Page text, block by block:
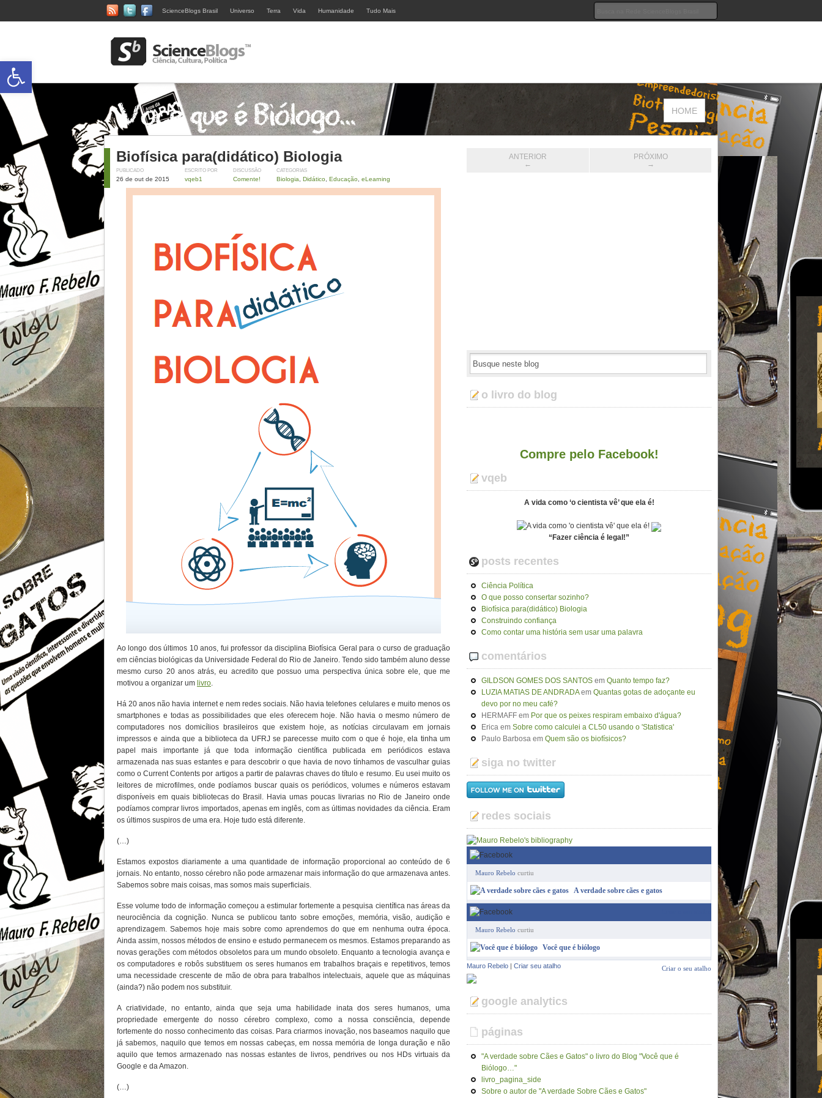
ScienceBlogs Brasil Universo Terra Vida Humanidade Tudo Mais
HOME
Biofísica para(didático) Biologia
PUBLICADO
26 de out de 2015
ESCRITO POR
vqeb1
DISCUSSÃO
Comente!
CATEGORIAS
Biologia Didático Educação eLearning
Ao longo dos últimos 10 anos, fui professor da disciplina Biofísica Geral para o curso de graduação
em ciências biológicas da Universidade Federal do Rio de Janeiro. Tendo sido também aluno desse
mesmo curso 20 anos atrás, eu acredito que possuo uma perspectiva única sobre ele, que me
motivou a organizar um livro.
Há 20 anos não havia internet e nem redes sociais. Não havia telefones celulares e muito menos os
smartphones e todas as possibilidades que eles oferecem hoje. Não havia o mesmo número de
computadores nos domicílios brasileiros que existem hoje, as notícias circulavam em jornais
impressos e ainda que a biblioteca da UFRJ se parecesse muito com o que é hoje, ela tinha um
papel mais importante já que toda informação científica publicada em periódicos estava
armazenada nas suas estantes e para descobrir o que havia de novo tínhamos de vasculhar guias
como o Current Contents por artigos a partir de palavras chaves do título e resumo. Eu usei muito os
leitores de microfilmes, onde podíamos buscar quais os periódicos, volumes e números estavam
disponíveis em quais bibliotecas do Brasil. Havia umas poucas livrarias no Rio de Janeiro onde
podíamos comprar livros importados, apenas em inglês, com as últimas novidades da ciência. Eram
os últimos suspiros de uma era. Hoje tudo está diferente.
(…)
Estamos expostos diariamente a uma quantidade de informação proporcional ao conteúdo de 6
jornais. No entanto, nosso cérebro não pode armazenar mais informação do que armazenava antes.
Sabemos sobre mais coisas, mas somos mais superficiais.
Esse volume todo de informação começou a estimular fortemente a pesquisa científica nas áreas da
neurociência da cognição. Nunca se publicou tanto sobre emoções, memória, visão, audição e
aprendizagem. Sabemos hoje mais sobre como aprendemos do que em nenhuma outra época.
Ainda assim, nossos métodos de ensino e estudo permanecem os mesmos. Estamos preparando as
novas gerações com métodos obsoletos para um mundo obsoleto. Enquanto a tecnologia avança e
os computadores e robôs substituem os seres humanos em trabalhos braçais e repetitivos, temos
uma necessidade crescente de mão de obra para trabalhos intelectuais, aquele que as máquinas
(ainda?) não podem nos substituir.
A criatividade, no entanto, ainda que seja uma habilidade inata dos seres humanos, uma
propriedade emergente do nosso cérebro complexo, como a nossa consciência, depende
fortemente do nosso conhecimento das coisas. Para criarmos inovação, nos baseamos naquilo que
já sabemos, naquilo que temos em nossas cabeças, em nossa memória de longa duração e não
aquilo que temos armazenado nas nossas estantes de livros, pendrives ou nos HDs virtuais da
Google e da Amazon.
(…)
ANTERIOR
←
PRÓXIMO
→
o livro do blog
Compre pelo Facebook!
vqeb
A vida como ‘o cientista vê’ que ela é!
“Fazer ciência é legal!”
posts recentes
Ciência Política
O que posso consertar sozinho?
Biofísica para(didático) Biologia
Construindo confiança
Como contar uma história sem usar uma palavra
comentários
GILDSON GOMES DOS SANTOS em Quanto tempo faz?
LUZIA MATIAS DE ANDRADAem Quantas gotas de adoçante eu
devo por no meu café?
HERMAFF em Por que os peixes respiram embaixo d'água?
Erica em Sobre como calculei a CL50 usando o 'Statistica'
Paulo Barbosa em Quem são os biofísicos?
siga no twitter
redes sociais
Mauro Rebelo curtiu
A verdade sobre cães e gatos
Mauro Rebelo curtiu
Você que é biólogo
Criar o seu atalho
Mauro Rebelo | Criar seu atalho
google analytics
páginas
"A verdade sobre Cães e Gatos" o livro do Blog "Você que é
Biólogo…"
livro_pagina_side
Sobre o autor de "A verdade Sobre Cães e Gatos"
Abrir a barra de ferramentas